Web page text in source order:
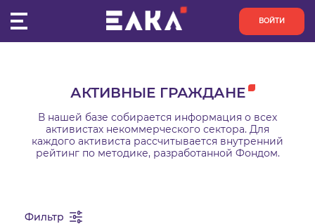
ВОЙТИ
КОНКУРСЫ
ОРГАНИЗАЦИИ
АКТИВНЫЕ ГРАЖДАНЕ
В нашей базе собирается информация о всех
активистах некоммерческого сектора. Для
каждого активиста рассчитывается внутренний
рейтинг по методике, разработанной Фондом.
Фильтр